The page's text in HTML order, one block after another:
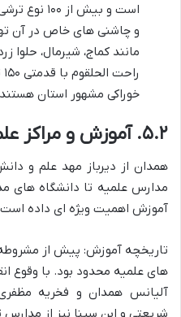
است و بیش
و چاشنی های خاص در آن
مانند کماج، شیرمال، حلوا
خوراکی مشهور استان
۵.۲. آموزش و مراکز علمی
همدان از دیرباز مهد علم و
مدارس علمیه تا دانشگاه های
آموزش اهمیت ویژه ای داده
تاریخچه آموزش: پیش از
های علمیه محدود بود. با وقوع
آلیانس همدان و فخریه
شریعتی و ابن سینا نیز از